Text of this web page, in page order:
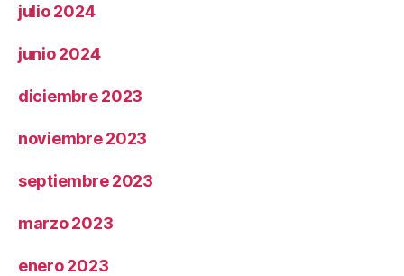
julio 2024
junio 2024
diciembre 2023
noviembre 2023
septiembre 2023
marzo 2023
enero 2023